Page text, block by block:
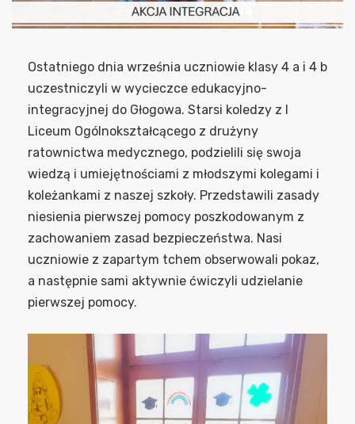
Ostatniego dnia września uczniowie klasy 4 a i 4 b
uczestniczyli w wycieczce edukacyjno-
integracyjnej do Głogowa. Starsi koledzy z I
Liceum Ogólnokształcącego z drużyny
ratownictwa medycznego, podzielili się swoja
wiedzą i umiejętnościami z młodszymi kolegami i
koleżankami z naszej szkoły. Przedstawili zasady
niesienia pierwszej pomocy poszkodowanym z
zachowaniem zasad bezpieczeństwa. Nasi
uczniowie z zapartym tchem obserwowali pokaz,
a następnie sami aktywnie ćwiczyli udzielanie
pierwszej pomocy.